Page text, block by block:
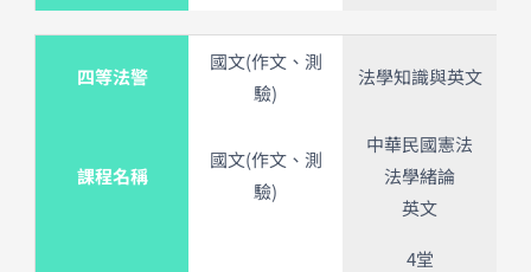
四等法警
國文(作文、測
驗)
法學知識與英文
課程名稱
國文(作文、測
驗)
中華民國憲法
法學緒論
英文
4堂